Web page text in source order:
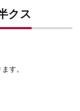
クス
す。